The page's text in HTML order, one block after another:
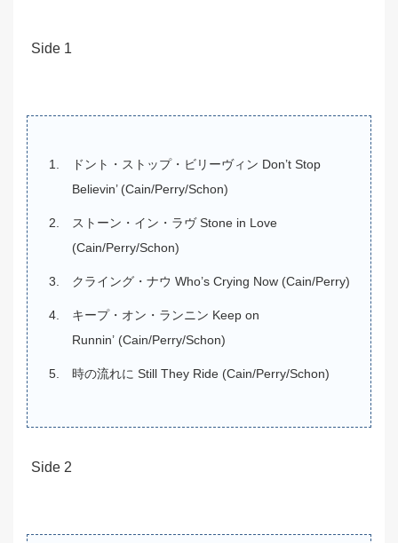
Side 1
ドント・ストップ・ビリーヴィン Don’t Stop
Believin’ (Cain/Perry/Schon)
ストーン・イン・ラヴ Stone in Love
(Cain/Perry/Schon)
クライング・ナウ Who’s Crying Now (Cain/Perry)
キープ・オン・ランニン Keep on
Runnin’ (Cain/Perry/Schon)
時の流れに Still They Ride (Cain/Perry/Schon)
Side 2